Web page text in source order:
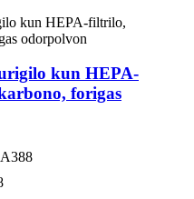
kun HEPA-
forigas